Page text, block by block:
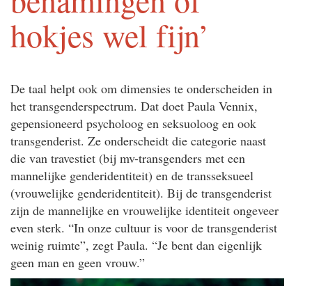
hokjes wel fijn’
De taal helpt ook om dimensies te onderscheiden in
het transgenderspectrum. Dat doet Paula Vennix,
gepensioneerd psycholoog en seksuoloog en ook
transgenderist. Ze onderscheidt die categorie naast
die van travestiet (bij mv-transgenders met een
mannelijke genderidentiteit) en de transseksueel
(vrouwelijke genderidentiteit). Bij de transgenderist
zijn de mannelijke en vrouwelijke identiteit ongeveer
even sterk. “In onze cultuur is voor de transgenderist
weinig ruimte”, zegt Paula. “Je bent dan eigenlijk
geen man en geen vrouw.”